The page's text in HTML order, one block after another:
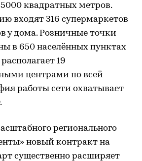
квадратных метров.
входят 316 супермаркетов
у дома. Розничные точки
в 650 населённых пунктах
19
центрами по всей
работы сети охватывает
регионального
новый контракт на
существенно расширяет